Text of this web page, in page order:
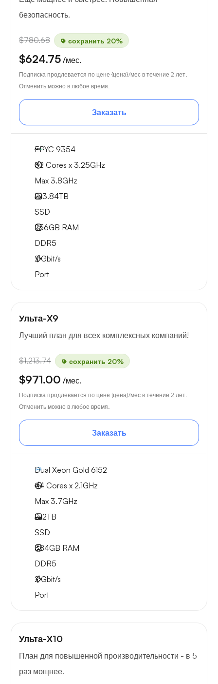
безопасность.
$780.68 сохранить 20%
$624.75 /мес.
Подписка продлевается по цене {цена}/мес в течение 2 лет.
Отменить можно в любое время.
Заказать
EPYC 9354
32 Cores x 3.25GHz
Max 3.8GHz
2x3.84TB
SSD
256GB RAM
DDR5
2Gbit/s
Port
Ульта-X9
Лучший план для всех комплексных компаний!
$1,213.74 сохранить 20%
$971.00 /мес.
Подписка продлевается по цене {цена}/мес в течение 2 лет.
Отменить можно в любое время.
Заказать
Dual Xeon Gold 6152
44 Cores x 2.1GHz
Max 3.7GHz
2x2TB
SSD
384GB RAM
DDR5
2Gbit/s
Port
Ульта-Х10
План для повышенной производительности - в 5
раз мощнее.